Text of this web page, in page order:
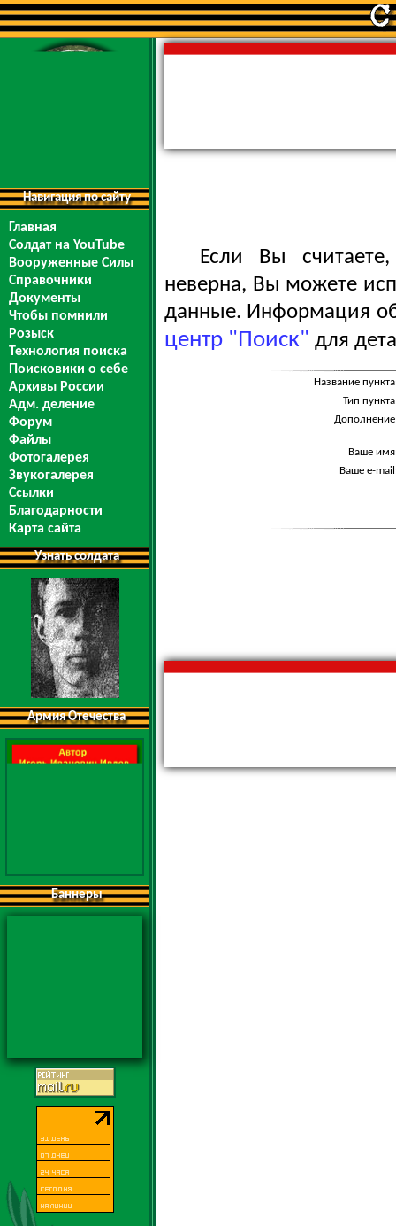
Навигация по сайту
Главная
Солдат на YouTube
Вооруженные Силы
Справочники
Документы
Чтобы помнили
Розыск
Технология поиска
Поисковики о себе
Архивы России
Адм. деление
Форум
Файлы
Фотогалерея
Звукогалерея
Ссылки
Благодарности
Карта сайта
Узнать солдата
Армия Отечества
Баннеры
Если Вы
неверна, Вы можете
данные. Информация
центр "Поиск" для
Название
Тип
Ваше
Ваше e-